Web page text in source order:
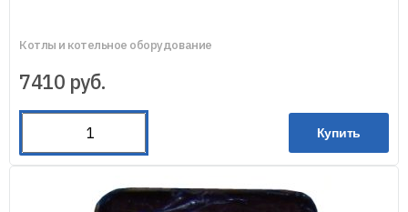
Котлы и котельное оборудование
7410 руб.
Купить